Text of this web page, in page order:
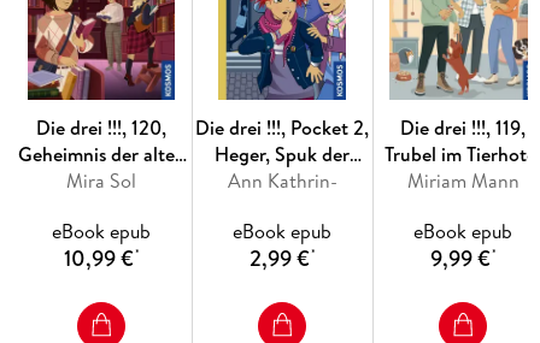
Die drei !!!, 120,
Geheimnis der alten
Bibliothek (drei
Mira Sol
eBook epub
10,99 €*
Die drei !!!, Pocket 2,
Heger, Spuk der
Vergangenheit. (drei
Ann Kathrin-
eBook epub
2,99 €*
Die drei !!!, 119,
Trubel im
(drei
Miriam Mann
eBook epub
9,99 €*